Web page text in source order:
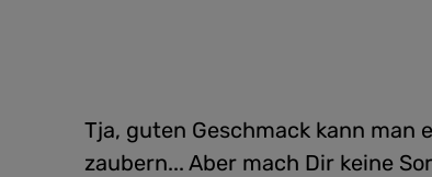
Tja, guten Geschmack kann man
zaubern... Aber mach Dir keine